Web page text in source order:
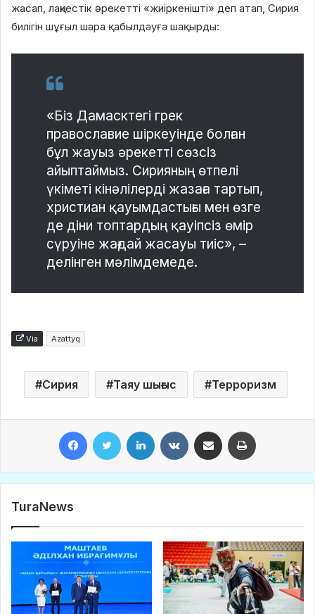
жасап, лаңкестік әрекетті «жиіркенішті» деп атап, Сирия
билігін шұғыл шара қабылдауға шақырды:
«Біз Дамасктегі грек
православие шіркеуінде болған
бұл жауыз әрекетті сөзсіз
айыптаймыз. Сирияның өтпелі
үкіметі кінәлілерді жазаға тартып,
христиан қауымдастығы мен өзге
де діни топтардың қауіпсіз өмір
сүруіне жағдай жасауы тиіс», –
делінген мәлімдемеде.
Via Azattyq
Сирия Таяу шығыс Терроризм
TuraNews